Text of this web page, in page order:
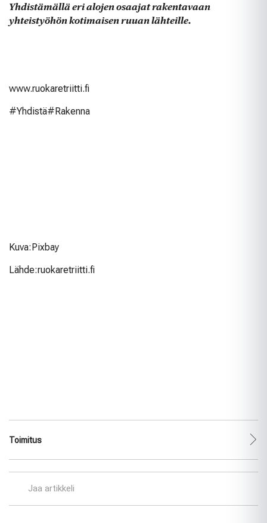
Yhdistämällä eri alojen osaajat rakentavaan
yhteistyöhön kotimaisen ruuan lähteille.
www.ruokaretriitti.fi
#Yhdistä#Rakenna
Kuva:Pixbay
Lähde:ruokaretriitti.fi
Toimitus
Jaa artikkeli